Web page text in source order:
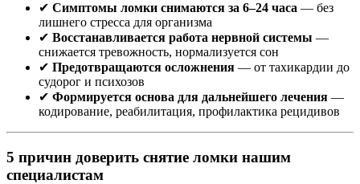
✔ Симптомы ломки снимаются за 6–24 часа — без
лишнего стресса для организма
✔ Восстанавливается работа нервной системы —
снижается тревожность, нормализуется сон
✔ Предотвращаются осложнения — от тахикардии до
судорог и психозов
✔ Формируется основа для дальнейшего лечения —
кодирование, реабилитация, профилактика рецидивов
5 причин доверить снятие ломки нашим
специалистам